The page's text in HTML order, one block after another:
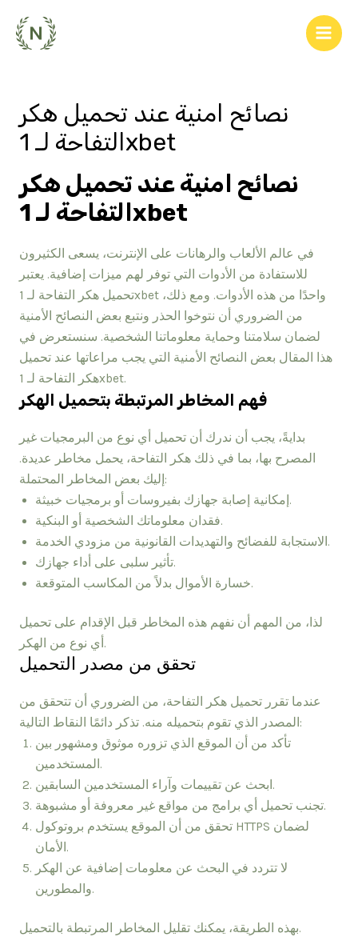
content
Main
نصائح امنية عند تحميل هكر
التفاحة لـ 1xbet
نصائح امنية عند تحميل هكر
التفاحة لـ 1xbet
في عالم الألعاب والرهانات على الإنترنت، يسعى الكثيرون
للاستفادة من الأدوات التي توفر لهم ميزات إضافية. يعتبر
تحميل هكر التفاحة لـ 1xbet واحدًا من هذه الأدوات. ومع ذلك،
من الضروري أن نتوخوا الحذر ونتبع بعض النصائح الأمنية
لضمان سلامتنا وحماية معلوماتنا الشخصية. سنستعرض في
هذا المقال بعض النصائح الأمنية التي يجب مراعاتها عند تحميل
هكر التفاحة لـ 1xbet.
فهم المخاطر المرتبطة بتحميل الهكر
بدايةً، يجب أن ندرك أن تحميل أي نوع من البرمجيات غير
المصرح بها، بما في ذلك هكر التفاحة، يحمل مخاطر عديدة.
إليك بعض المخاطر المحتملة:
إمكانية إصابة جهازك بفيروسات أو برمجيات خبيثة.
فقدان معلوماتك الشخصية أو البنكية.
الاستجابة للفضائح والتهديدات القانونية من مزودي الخدمة.
تأثير سلبى على أداء جهازك.
خسارة الأموال بدلاً من المكاسب المتوقعة.
لذا، من المهم أن نفهم هذه المخاطر قبل الإقدام على تحميل
أي نوع من الهكر.
تحقق من مصدر التحميل
عندما تقرر تحميل هكر التفاحة، من الضروري أن تتحقق من
المصدر الذي تقوم بتحميله منه. تذكر دائمًا النقاط التالية:
تأكد من أن الموقع الذي تزوره موثوق ومشهور بين
المستخدمين.
ابحث عن تقييمات وآراء المستخدمين السابقين.
تجنب تحميل أي برامج من مواقع غير معروفة أو مشبوهة.
تحقق من أن الموقع يستخدم بروتوكول HTTPS لضمان
الأمان.
لا تتردد في البحث عن معلومات إضافية عن الهكر
والمطورين.
بهذه الطريقة، يمكنك تقليل المخاطر المرتبطة بالتحميل.